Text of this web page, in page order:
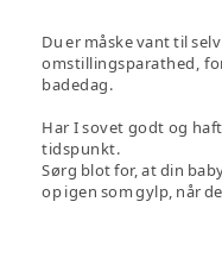
Du er måske vant til
omstillingsparathed,
badedag.
Har I sovet godt og
tidspunkt.
Sørg blot for, at din
op igen som gylp, når